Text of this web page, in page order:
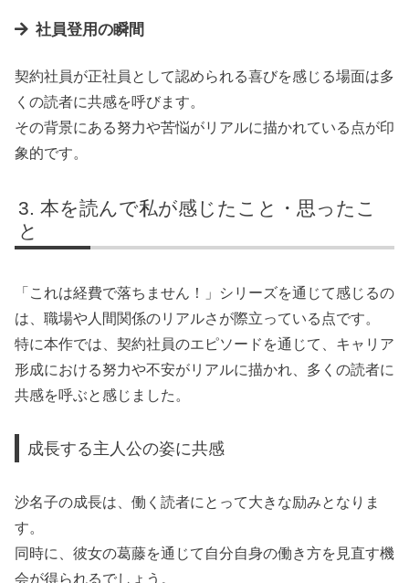
社員登用の瞬間
契約社員が正社員として認められる喜びを感じる場面は多
くの読者に共感を呼びます。
その背景にある努力や苦悩がリアルに描かれている点が印
象的です。
本を読んで私が感じたこと・思ったこ
と
「これは経費で落ちません！」シリーズを通じて感じるの
は、職場や人間関係のリアルさが際立っている点です。
特に本作では、契約社員のエピソードを通じて、キャリア
形成における努力や不安がリアルに描かれ、多くの読者に
共感を呼ぶと感じました。
成長する主人公の姿に共感
沙名子の成長は、働く読者にとって大きな励みとなりま
す。
同時に、彼女の葛藤を通じて自分自身の働き方を見直す機
会が得られるでしょう。